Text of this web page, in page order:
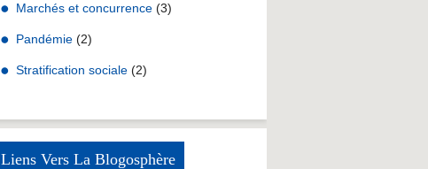
Marchés et concurrence (3)
Pandémie (2)
Stratification sociale (2)
Liens Vers La Blogosphère